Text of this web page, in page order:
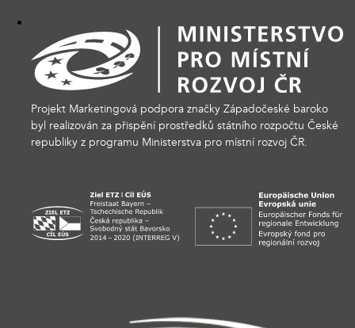
Projekt Marketingová podpora značky Západočeské baroko
byl realizován za přispění prostředků státního rozpočtu České
republiky z programu Ministerstva pro místní rozvoj ČR.